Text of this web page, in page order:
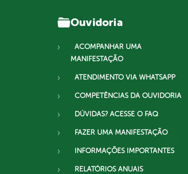
Ouvidoria
ACOMPANHAR UMA
MANIFESTAÇÃO
ATENDIMENTO VIA WHATSAPP
COMPETÊNCIAS DA OUVIDORIA
DÚVIDAS? ACESSE O FAQ
FAZER UMA MANIFESTAÇÃO
INFORMAÇÕES IMPORTANTES
RELATÓRIOS ANUAIS